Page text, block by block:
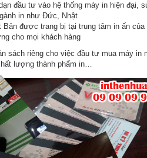
đầu tư vào hệ thống máy in hiện đại,
in như Đức, Nhật
Bản được trang bị tại trung tâm in ấn
cho mọi khách hàng
sách riêng cho việc đầu tư mua máy in
lượng thành phẩm in…